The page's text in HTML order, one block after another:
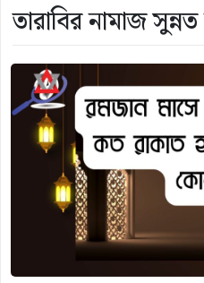
তারাবির নামাজ